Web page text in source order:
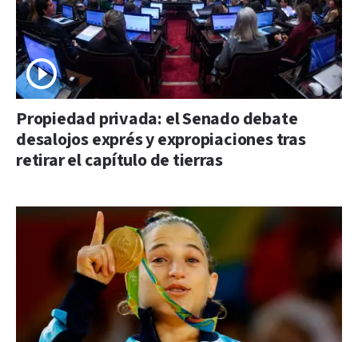
Propiedad privada: el Senado debate
desalojos exprés y expropiaciones tras
retirar el capítulo de tierras